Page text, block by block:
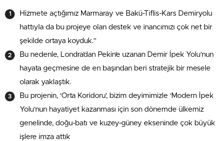
Hizmete açtığımız Marmaray ve Bakü-Tiflis-Kars Demiryolu
hattıyla da bu projeye olan destek ve inancımızı çok net bir
şekilde ortaya koyduk.”
Bu nedenle, Londra’dan Pekin’e uzanan Demir İpek Yolu’nun
hayata geçmesine de en başından beri stratejik bir mesele
olarak yaklaştık.
Bu projenin, ‘Orta Koridoru’, bizim deyimimizle ‘Modern İpek
Yolu’nun hayatiyet kazanması için son dönemde ülkemiz
genelinde, doğu-batı ve kuzey-güney ekseninde çok büyük
işlere imza attık